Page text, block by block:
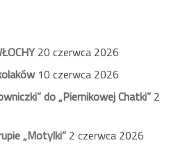
20 czerwca 2026
10 czerwca 2026
do „Piernikowej Chatki” 2
„Motylki” 2 czerwca 2026